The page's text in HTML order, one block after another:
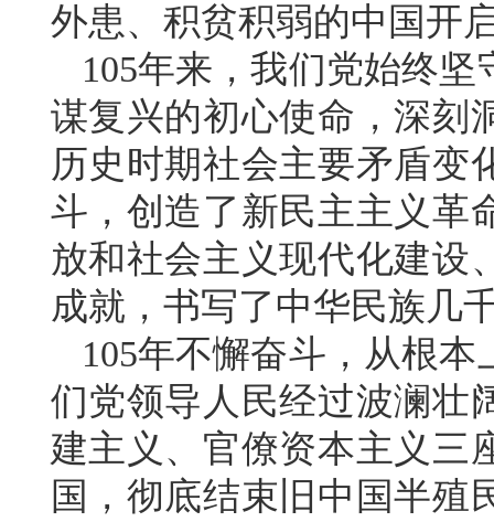
外患、积贫积弱的中国开
105年来，我们党始终
谋复兴的初心使命，深刻
历史时期社会主要矛盾变
斗，创造了新民主主义革
放和社会主义现代化建设
成就，书写了中华民族几
105年不懈奋斗，从根
们党领导人民经过波澜壮
建主义、官僚资本主义三
国，彻底结束旧中国半殖